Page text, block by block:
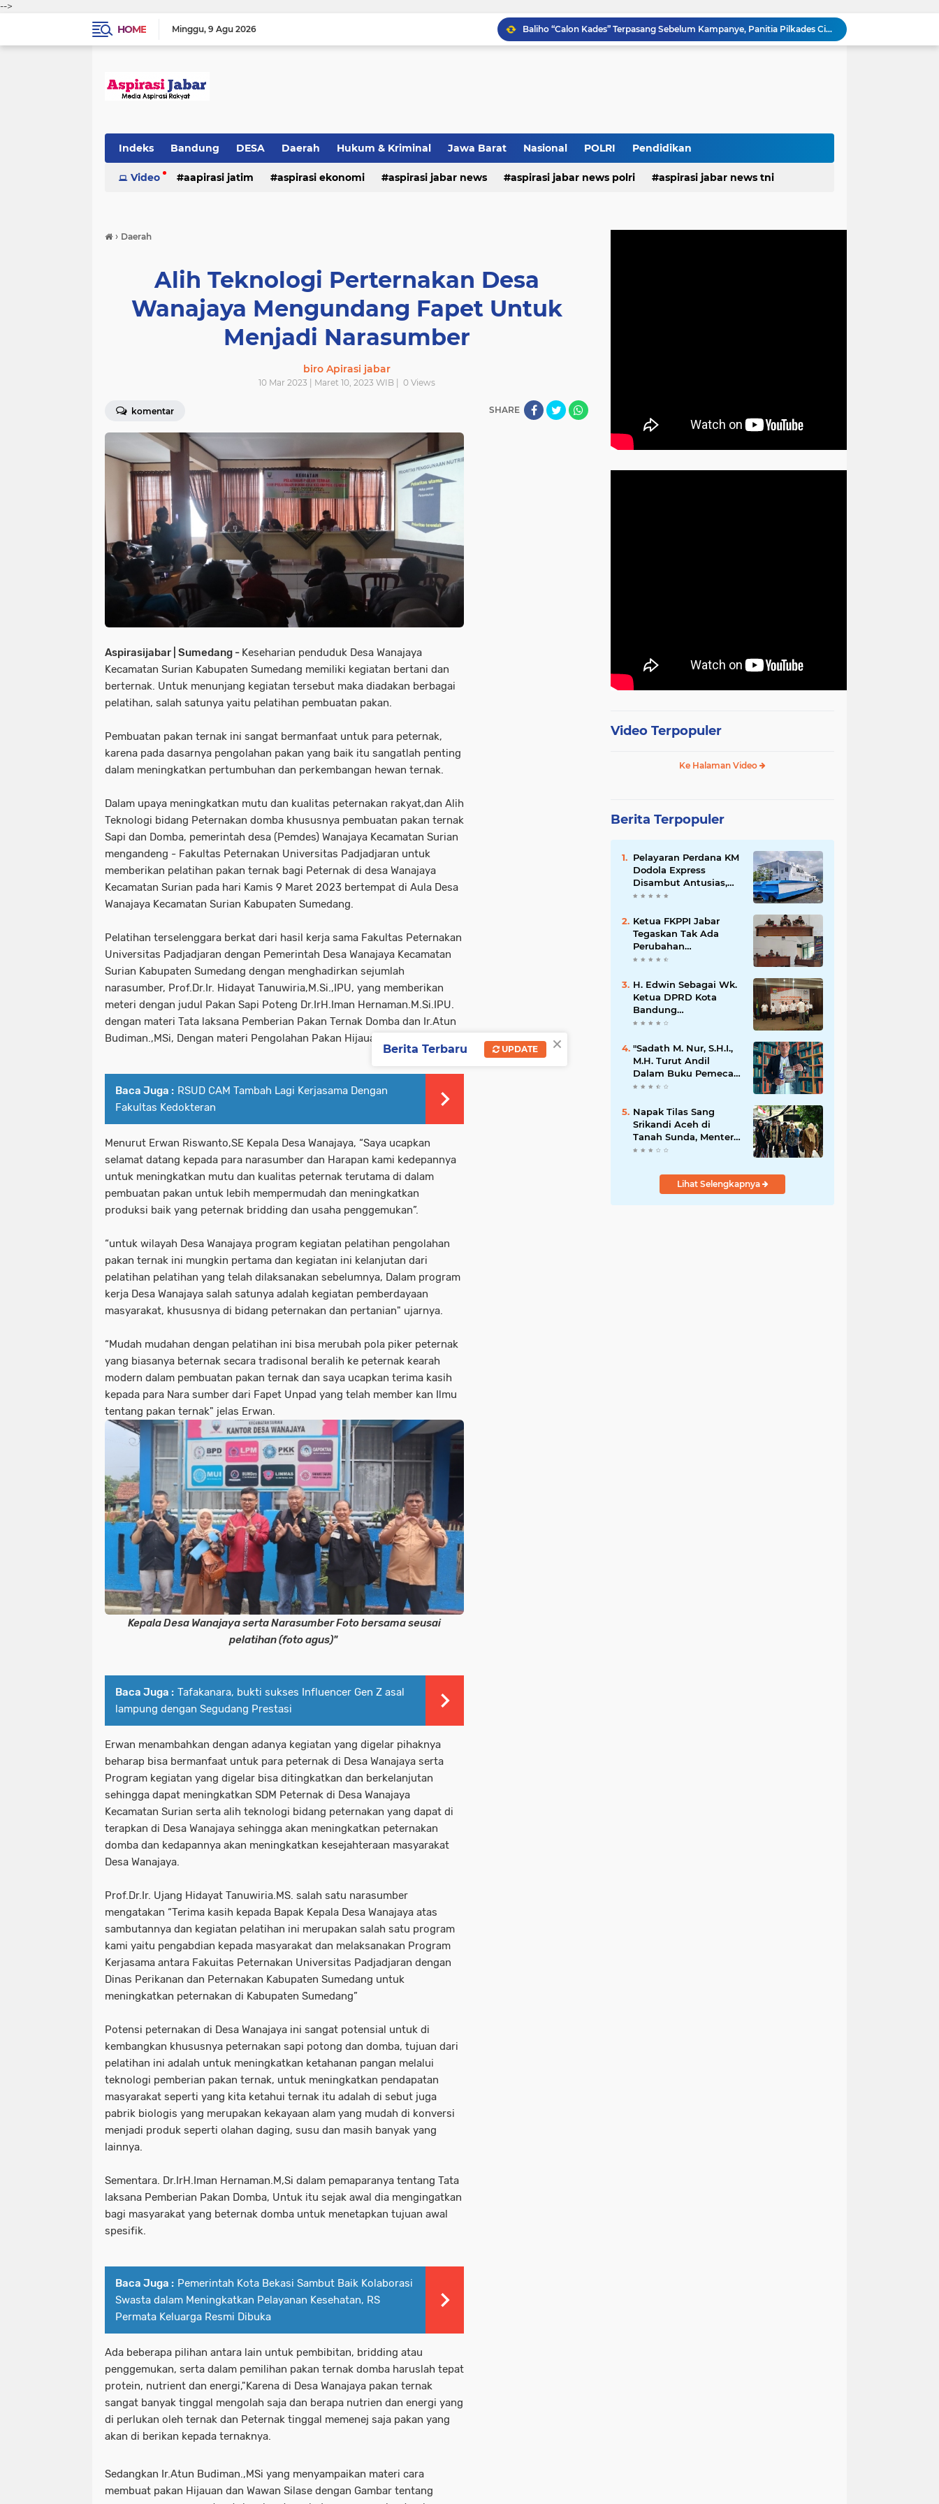
-->
HOME
Minggu 9 Agu 2026
🇮🇩 Menyambut HUT RI ke-81, Warga Nagrog Cicalengka Gelar Gerak Jalan Santai
Pastikan Kenyamanan Investasi, Bupati Morotai Kunjungi Mitita Resort
Bukan Sekadar Membangun, TMMD Ke-129 Eratkan Keakraban TNI dan Warga Kampung Sesor
Indeks Bandung DESA Daerah Hukum & Kriminal Jawa Barat Nasional POLRI Pendidikan
Video aapirasi jatim aspirasi ekonomi aspirasi jabar news aspirasi jabar news polri aspirasi jabar news tni
hukum & kriminal
› Daerah
Alih Teknologi Perternakan Desa
Wanajaya Mengundang Fapet Untuk
Menjadi Narasumber
biro Apirasi jabar
10 Mar 2023 | Maret 10, 2023 WIB | 0Views
komentar SHARE
Aspirasijabar | Sumedang - Keseharian penduduk Desa Wanajaya
Kecamatan Surian Kabupaten Sumedang memiliki kegiatan bertani dan
berternak. Untuk menunjang kegiatan tersebut maka diadakan berbagai
pelatihan, salah satunya yaitu pelatihan pembuatan pakan.
Pembuatan pakan ternak ini sangat bermanfaat untuk para peternak,
karena pada dasarnya pengolahan pakan yang baik itu sangatlah penting
dalam meningkatkan pertumbuhan dan perkembangan hewan ternak.
Dalam upaya meningkatkan mutu dan kualitas peternakan rakyat,dan Alih
Teknologi bidang Peternakan domba khususnya pembuatan pakan ternak
Sapi dan Domba, pemerintah desa (Pemdes) Wanajaya Kecamatan Surian
mengandeng - Fakultas Peternakan Universitas Padjadjaran untuk
memberikan pelatihan pakan ternak bagi Peternak di desa Wanajaya
Kecamatan Surian pada hari Kamis 9 Maret 2023 bertempat di Aula Desa
Wanajaya Kecamatan Surian Kabupaten Sumedang.
Pelatihan terselenggara berkat dari hasil kerja sama Fakultas Peternakan
Universitas Padjadjaran dengan Pemerintah Desa Wanajaya Kecamatan
Surian Kabupaten Sumedang dengan menghadirkan sejumlah
narasumber, Prof.Dr.Ir. Hidayat Tanuwiria,M.Si.,IPU, yang memberikan
meteri dengan judul Pakan Sapi Poteng Dr.IrH.Iman Hernaman.M.Si.IPU.
dengan materi Tata laksana Pemberian Pakan Ternak Domba dan Ir.Atun
Budiman.,MSi, Dengan materi Pengolahan Pakan Hijauan.
Baca Juga : RSUD CAM Tambah Lagi Kerjasama Dengan
Fakultas Kedokteran
Menurut Erwan Riswanto,SE Kepala Desa Wanajaya, “Saya ucapkan
selamat datang kepada para narasumber dan Harapan kami kedepannya
untuk meningkatkan mutu dan kualitas peternak terutama di dalam
pembuatan pakan untuk lebih mempermudah dan meningkatkan
produksi baik yang peternak bridding dan usaha penggemukan”.
“untuk wilayah Desa Wanajaya program kegiatan pelatihan pengolahan
pakan ternak ini mungkin pertama dan kegiatan ini kelanjutan dari
pelatihan pelatihan yang telah dilaksanakan sebelumnya, Dalam program
kerja Desa Wanajaya salah satunya adalah kegiatan pemberdayaan
masyarakat, khususnya di bidang peternakan dan pertanian" ujarnya.
“Mudah mudahan dengan pelatihan ini bisa merubah pola piker peternak
yang biasanya beternak secara tradisonal beralih ke peternak kearah
modern dalam pembuatan pakan ternak dan saya ucapkan terima kasih
kepada para Nara sumber dari Fapet Unpad yang telah member kan Ilmu
tentang pakan ternak" jelas Erwan.
Kepala Desa Wanajaya serta Narasumber Foto bersama seusai
pelatihan (foto agus)"
Baca Juga : Tafakanara, bukti sukses Influencer Gen Z asal
lampung dengan Segudang Prestasi
Erwan menambahkan dengan adanya kegiatan yang digelar pihaknya
beharap bisa bermanfaat untuk para peternak di Desa Wanajaya serta
Program kegiatan yang digelar bisa ditingkatkan dan berkelanjutan
sehingga dapat meningkatkan SDM Peternak di Desa Wanajaya
Kecamatan Surian serta alih teknologi bidang peternakan yang dapat di
terapkan di Desa Wanajaya sehingga akan meningkatkan peternakan
domba dan kedapannya akan meningkatkan kesejahteraan masyarakat
Desa Wanajaya.
Prof.Dr.Ir. Ujang Hidayat Tanuwiria.MS. salah satu narasumber
mengatakan “Terima kasih kepada Bapak Kepala Desa Wanajaya atas
sambutannya dan kegiatan pelatihan ini merupakan salah satu program
kami yaitu pengabdian kepada masyarakat dan melaksanakan Program
Kerjasama antara Fakuitas Peternakan Universitas Padjadjaran dengan
Dinas Perikanan dan Peternakan Kabupaten Sumedang untuk
meningkatkan peternakan di Kabupaten Sumedang”
Potensi peternakan di Desa Wanajaya ini sangat potensial untuk di
kembangkan khususnya peternakan sapi potong dan domba, tujuan dari
pelatihan ini adalah untuk meningkatkan ketahanan pangan melalui
teknologi pemberian pakan ternak, untuk meningkatkan pendapatan
masyarakat seperti yang kita ketahui ternak itu adalah di sebut juga
pabrik biologis yang merupakan kekayaan alam yang mudah di konversi
menjadi produk seperti olahan daging, susu dan masih banyak yang
lainnya.
Sementara. Dr.IrH.Iman Hernaman.M,Si dalam pemaparanya tentang Tata
laksana Pemberian Pakan Domba, Untuk itu sejak awal dia mengingatkan
bagi masyarakat yang beternak domba untuk menetapkan tujuan awal
spesifik.
Baca Juga : Pemerintah Kota Bekasi Sambut Baik Kolaborasi
Swasta dalam Meningkatkan Pelayanan Kesehatan, RS
Permata Keluarga Resmi Dibuka
Ada beberapa pilihan antara lain untuk pembibitan, bridding atau
penggemukan, serta dalam pemilihan pakan ternak domba haruslah tepat
protein, nutrient dan energi,"Karena di Desa Wanajaya pakan ternak
sangat banyak tinggal mengolah saja dan berapa nutrien dan energi yang
di perlukan oleh ternak dan Peternak tinggal memenej saja pakan yang
akan di berikan kepada ternaknya.
Sedangkan Ir.Atun Budiman.,MSi yang menyampaikan materi cara
membuat pakan Hijauan dan Wawan Silase dengan Gambar tentang
Video Terpopuler
Ke Halaman Video
Berita Terpopuler
Pelayaran Perdana KM
Dodola Express
Disambut Antusias,
Baling-Baling Segera
Ketua FKPPI Jabar
Tegaskan Tak Ada
Perubahan
Kepengurusan PC KB
Ketua Cabang Diminta
Segera Konsolidasi
H. Edwin Sebagai Wk.
Ketua DPRD Kota
Bandung
Mengapresiasi Dan
Kepada
Kepemimpinan Merdi
Hajiji Sebagai ketua
DPD Lpm Kota
2021-2026
"Sadath M. Nur, S.H.I.,
M.H. Turut Andil
Dalam Buku Pemecah
Rekor MURI Puisi
Napak Tilas Sang
Srikandi Aceh di
Tanah Sunda, Menteri
Ekraf Ziarahi Makam
Sumedang
Lihat Selengkapnya
×
Berita Terbaru UPDATE